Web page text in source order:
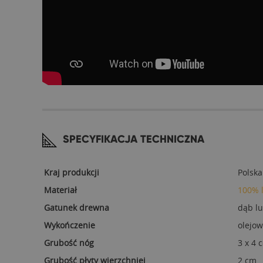
SPECYFIKACJA TECHNICZNA
Kraj produkcji
Materiał
Gatunek drewna
dąb
Wykończenie
Grubość nóg
3 x 4
Grubość płyty wierzchniej
2 cm